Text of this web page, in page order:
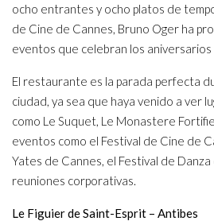
ocho entrantes y ocho platos de
de Cine de Cannes, Bruno Oger ha
eventos que celebran los aniversarios
El restaurante es la parada perfecta
ciudad, ya sea que haya venido a ver
como Le Suquet, Le Monastere
eventos como el Festival de Cine de
Yates de Cannes, el Festival de Danza
reuniones corporativas.
Le Figuier de Saint-Esprit – Antibes